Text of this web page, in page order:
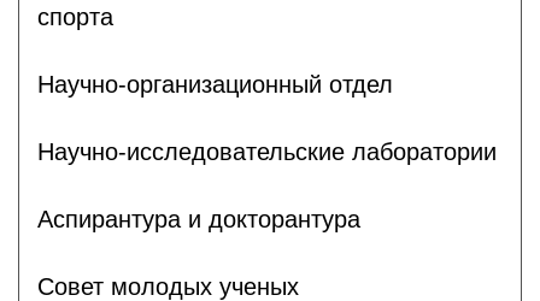
спорта
Научно-организационный отдел
Научно-исследовательские лаборатории
Аспирантура и докторантура
Совет молодых ученых